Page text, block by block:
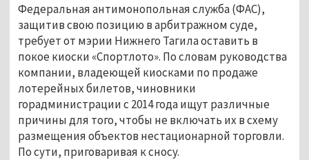
Федеральная антимонопольная служба (ФАС),
защитив свою позицию в арбитражном суде,
требует от мэрии Нижнего Тагила оставить в
покое киоски «Спортлото». По словам руководства
компании, владеющей киосками по продаже
лотерейных билетов, чиновники
горадминистрации с 2014 года ищут различные
причины для того, чтобы не включать их в схему
размещения объектов нестационарной торговли.
По сути, приговаривая к сносу.